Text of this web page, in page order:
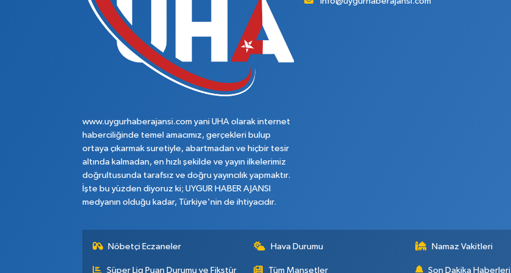
www.uygurhaberajansi.com yani UHA olarak internet
haberciliğinde temel amacımız, gerçekleri bulup
ortaya çıkarmak suretiyle, abartmadan ve hiçbir tesir
altında kalmadan, en hızlı şekilde ve yayın ilkelerimiz
doğrultusunda tarafsız ve doğru yayıncılık yapmaktır.
İşte bu yüzden diyoruz ki; UYGUR HABER AJANSI
medyanın olduğu kadar, Türkiye'nin de ihtiyacıdır.
Nöbetçi Eczaneler Hava Durumu Namaz Vakitleri
Süper Lig Puan Durumu ve Fikstür Tüm Manşetler Son Dakika Haberleri